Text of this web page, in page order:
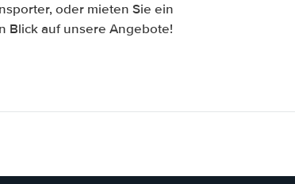
oder mieten Sie ein
Blick auf unsere Angebote!